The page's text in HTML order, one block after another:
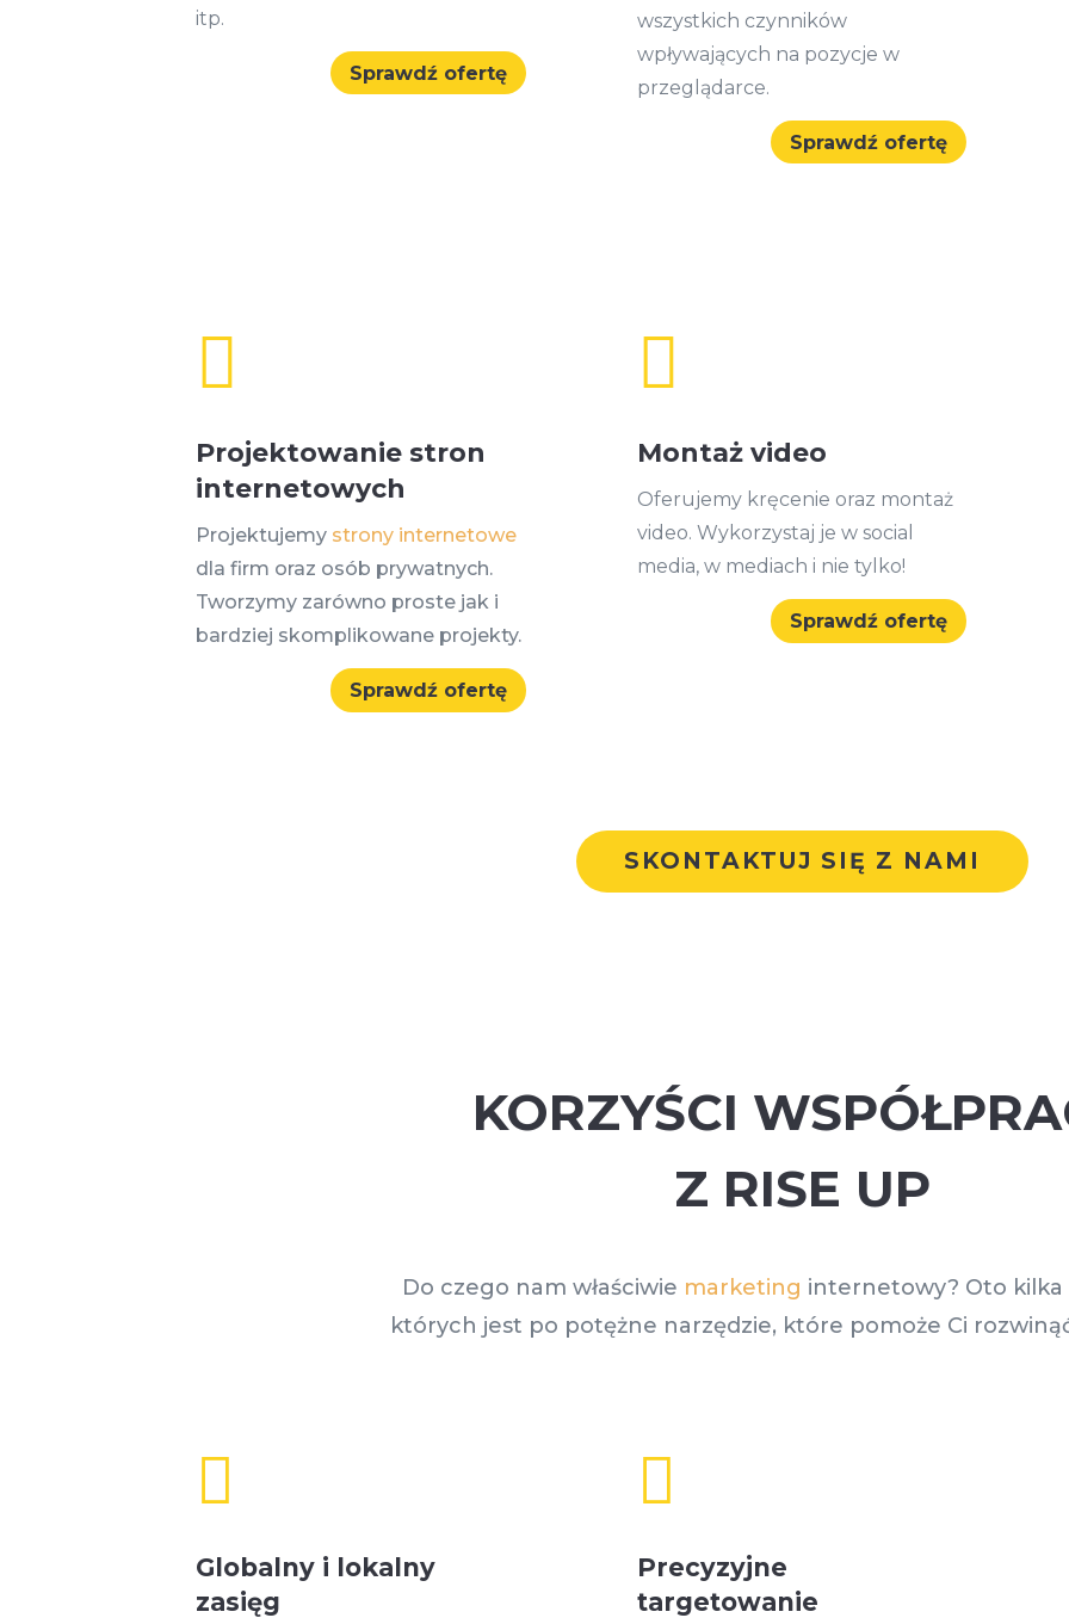
itp.
Sprawdź ofertę
wszystkich czynników
wpływających na pozycje w
przeglądarce.
Sprawdź ofertę

Projektowanie stron
internetowych
Projektujemy strony internetowe
dla firm oraz osób prywatnych.
Tworzymy zarówno proste jak i
bardziej skomplikowane projekty.
Sprawdź ofertę

Montaż video
Oferujemy kręcenie oraz montaż
video. Wykorzystaj je w social
media, w mediach i nie tylko!
Sprawdź ofertę
SKONTAKTUJ SIĘ Z NAMI
KORZYŚCI
Z RISE UP
Do czego nam właściwie marketing internetowy? Oto kilka
których jest po potężne narzędzie, które pomoże Ci

Globalny i lokalny
zasięg

Precyzyjne
targetowanie